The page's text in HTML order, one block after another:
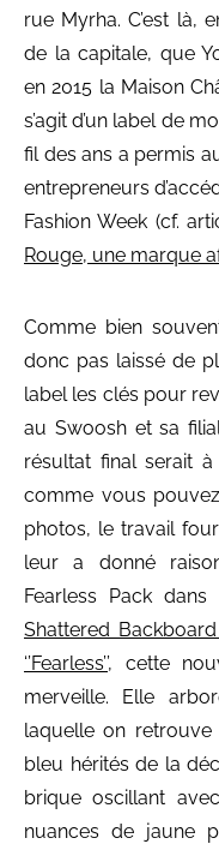
rue Myrha. C’est
de la capitale, que
en 2015 la Maison
s’agit d’un label de
fil des ans a permis
entrepreneurs
Fashion Week (cf.
Rouge, une marque
Comme bien
donc pas laissé de
label les clés pour
au Swoosh et sa
résultat final serait
comme vous
photos, le travail
leur a donné
Fearless Pack
Shattered
‘’Fearless’’, cette
merveille. Elle
laquelle on retrouve
bleu hérités de la
brique oscillant
nuances de jaune